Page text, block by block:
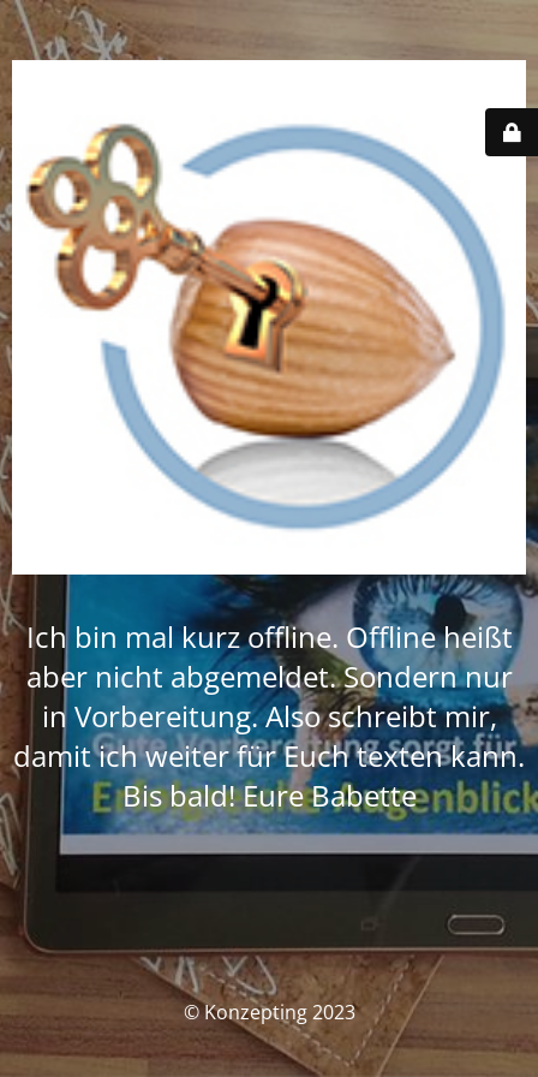
Ich bin mal kurz offline. Offline heißt
aber nicht abgemeldet. Sondern nur
in Vorbereitung. Also schreibt mir,
damit ich weiter für Euch texten kann.
Bis bald! Eure Babette
© Konzepting 2023